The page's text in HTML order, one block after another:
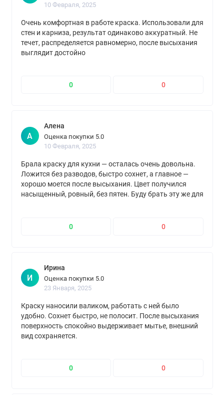
10 Февраля, 2025
Очень комфортная в работе краска. Использовали для
стен и карниза, результат одинаково аккуратный. Не
течет, распределяется равномерно, после высыхания
выглядит достойно
0 0
А
Алена
Оценка покупки 5.0
10 Февраля, 2025
Брала краску для кухни — осталась очень довольна.
Ложится без разводов, быстро сохнет, а главное —
хорошо моется после высыхания. Цвет получился
насыщенный, ровный, без пятен. Буду брать эту же для
0 0
И
Ирина
Оценка покупки 5.0
23 Января, 2025
Краску наносили валиком, работать с ней было
удобно. Сохнет быстро, не полосит. После высыхания
поверхность спокойно выдерживает мытье, внешний
вид сохраняется.
0 0